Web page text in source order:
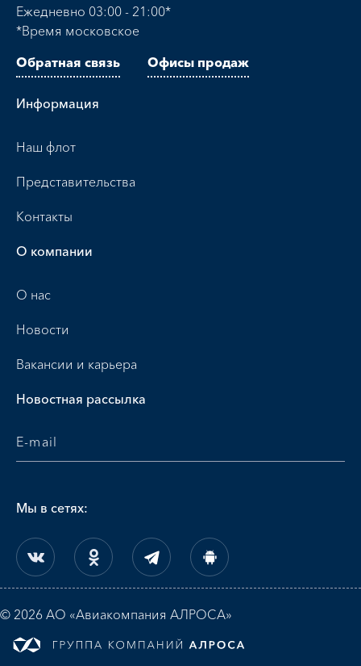
Ежедневно 03:00 - 21:00*
*Время московское
Обратная связь
Офисы продаж
Информация
Наш флот
Представительства
Контакты
О компании
О нас
Новости
Вакансии и карьера
Новостная рассылка
Мы в сетях:
© 2026 АО «Авиакомпания АЛРОСА»